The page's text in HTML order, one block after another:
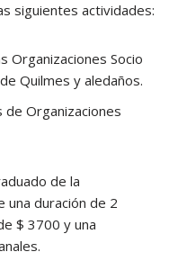
actividades:
Organizaciones Socio
Quilmes y aledaños.
de Organizaciones
de la
una duración de 2
$ 3700 y una